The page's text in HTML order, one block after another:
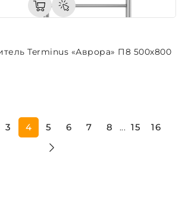
Terminus «Аврора» П8 500х800
3 4 5 6 7 8 ... 15 16